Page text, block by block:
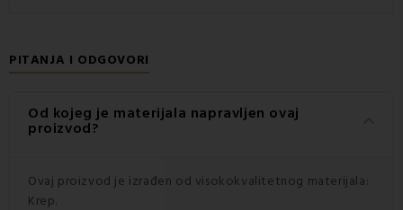
PITANJA I ODGOVORI
Od kojeg je materijala napravljen ovaj
proizvod? keyboard_arrow_down
Ovaj proizvod je izrađen od visokokvalitetnog materijala:
Krep.